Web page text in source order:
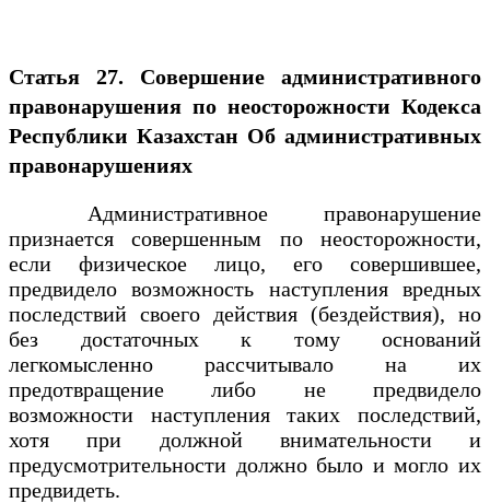
Статья 27. Совершение административного
правонарушения по неосторожности Кодекса
Республики Казахстан Об административных
правонарушениях
Административное правонарушение
признается совершенным по неосторожности,
если физическое лицо, его совершившее,
предвидело возможность наступления вредных
последствий своего действия (бездействия), но
без достаточных к тому оснований
легкомысленно рассчитывало на их
предотвращение либо не предвидело
возможности наступления таких последствий,
хотя при должной внимательности и
предусмотрительности должно было и могло их
предвидеть.